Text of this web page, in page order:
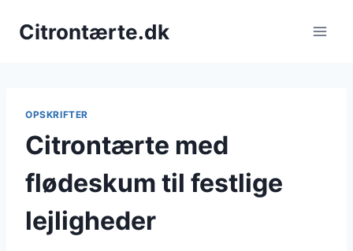
Citrontærte.dk
OPSKRIFTER
Citrontærte med
flødeskum til festlige
lejligheder